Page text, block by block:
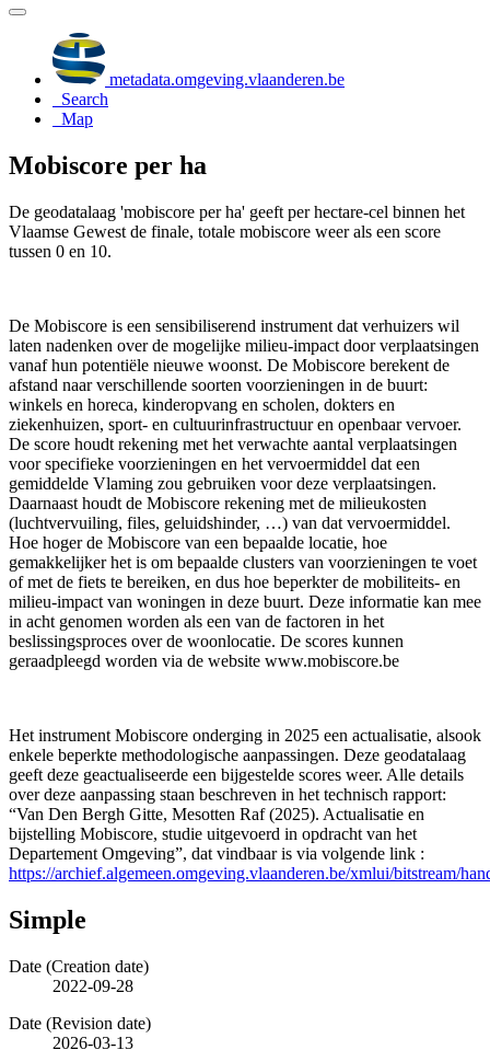
metadata.omgeving.vlaanderen.be
Search
Map
Mobiscore per ha
De geodatalaag 'mobiscore per ha' geeft per hectare-cel binnen het
Vlaamse Gewest de finale, totale mobiscore weer als een score
tussen 0 en 10.
De Mobiscore is een sensibiliserend instrument dat verhuizers wil
laten nadenken over de mogelijke milieu-impact door verplaatsingen
vanaf hun potentiële nieuwe woonst. De Mobiscore berekent de
afstand naar verschillende soorten voorzieningen in de buurt:
winkels en horeca, kinderopvang en scholen, dokters en
ziekenhuizen, sport- en cultuurinfrastructuur en openbaar vervoer.
De score houdt rekening met het verwachte aantal verplaatsingen
voor specifieke voorzieningen en het vervoermiddel dat een
gemiddelde Vlaming zou gebruiken voor deze verplaatsingen.
Daarnaast houdt de Mobiscore rekening met de milieukosten
(luchtvervuiling, files, geluidshinder, …) van dat vervoermiddel.
Hoe hoger de Mobiscore van een bepaalde locatie, hoe
gemakkelijker het is om bepaalde clusters van voorzieningen te voet
of met de fiets te bereiken, en dus hoe beperkter de mobiliteits- en
milieu-impact van woningen in deze buurt. Deze informatie kan mee
in acht genomen worden als een van de factoren in het
beslissingsproces over de woonlocatie. De scores kunnen
geraadpleegd worden via de website www.mobiscore.be
Het instrument Mobiscore onderging in 2025 een actualisatie, alsook
enkele beperkte methodologische aanpassingen. Deze geodatalaag
geeft deze geactualiseerde een bijgestelde scores weer. Alle details
over deze aanpassing staan beschreven in het technisch rapport:
“Van Den Bergh Gitte, Mesotten Raf (2025). Actualisatie en
bijstelling Mobiscore, studie uitgevoerd in opdracht van het
Departement Omgeving”, dat vindbaar is via volgende link :
https://archief.algemeen.omgeving.vlaanderen.be/xmlui/bitstream/
Simple
Date (Creation date)
2022-09-28
Date (Revision date)
2026-03-13